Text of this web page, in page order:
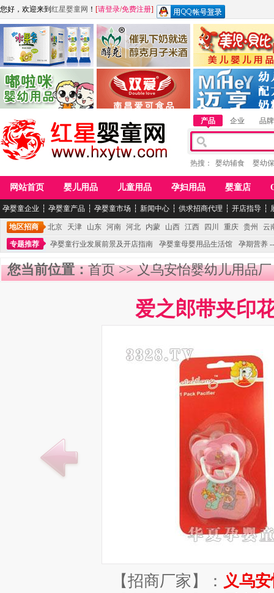
您好，欢迎来到 红星婴童网 ！ [请登录/免费注册]
江西麦嘟嘟食品有限公司
青岛嘟啦咪婴幼儿用品公司
江西醇之客月子米酒 惠州市美儿婴儿用品
湖南迈亨母婴用品有限
产品 企业 品牌
热搜： 婴幼辅食 婴幼
网站首页 婴儿用品 儿童用品 孕妇用品 婴童店
孕婴童企业 ┆ 孕婴童产品 ┆ 孕婴童市场 ┆ 新闻中心 ┆ 供求招商代理 ┆ 开店指导 ┆
地区招商 北京 天津 山东 河南 河北 内蒙 山西 江西 四川 重庆 贵州
云
专题推荐
孕婴童行业发展前景及开店指南 孕婴童母婴用品生活馆 孕期营养
您当前位置：首页>>义乌安怡婴幼儿用品厂
爱之郎带夹印
【招商厂家】： 义乌